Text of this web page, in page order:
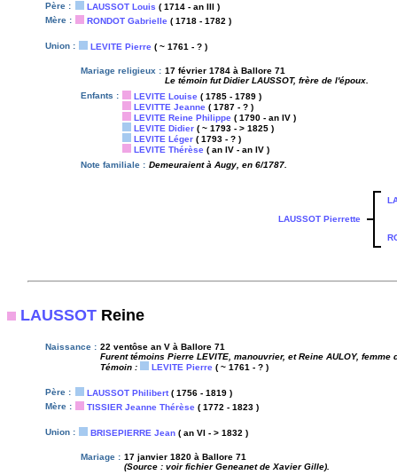
Père : LAUSSOT Louis ( 1714 - an III )
Mère :
RONDOT Gabrielle ( 1718 - 1782 )
Union : LEVITE Pierre ( ~ 1761 - ? )
Mariage religieux : 17 février 1784 à Ballore 71
Le témoin fut Didier LAUSSOT, frère de l'époux.
Enfants :
LEVITE Louise ( 1785 - 1789 )
LEVITTE Jeanne ( 1787 - ? )
LEVITE Reine Philippe ( 1790 - an IV )
LEVITE Didier ( ~ 1793 - > 1825 )
LEVITE Léger ( 1793 - ? )
LEVITE Thérèse ( an IV - an IV )
Note familiale : Demeuraient à Augy, en 6/1787.
LAUSSOT Pierrette
LAUSSOT Reine
Naissance : 22 ventôse an V à Ballore 71
Furent témoins Pierre LEVITE, manouvrier, et Reine AULOY,
Témoin :
LEVITE Pierre ( ~ 1761 - ? )
Père : LAUSSOT Philibert( 1756 - 1819 )
Mère :
TISSIER Jeanne Thérèse ( 1772 - 1823 )
Union : BRISEPIERRE Jean ( an VI - > 1832 )
Mariage : 17 janvier 1820 à Ballore 71
(Source : voir fichier Geneanet de Xavier Gille).